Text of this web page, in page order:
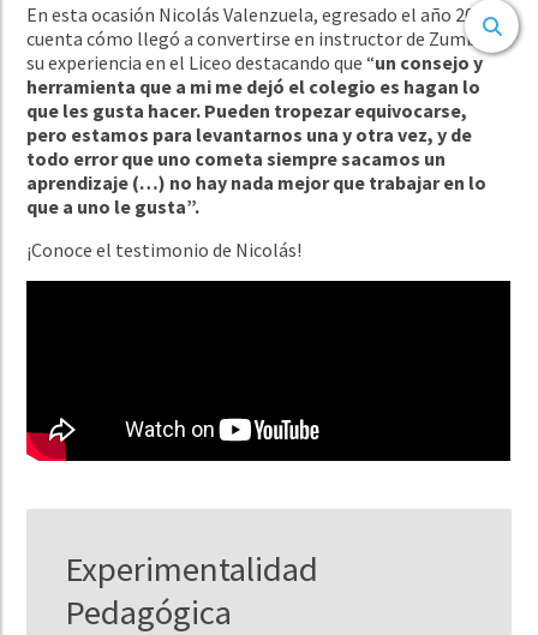
En esta ocasión Nicolás Valenzuela, egresado el año 2009,
cuenta cómo llegó a convertirse en instructor de Zumba y
su experiencia en el Liceo destacando que “un consejo y
herramienta que a mi me dejó el colegio es hagan lo
que les gusta hacer. Pueden tropezar equivocarse,
pero estamos para levantarnos una y otra vez, y de
todo error que uno cometa siempre sacamos un
aprendizaje (…) no hay nada mejor que trabajar en lo
que a uno le gusta”.
¡Conoce el testimonio de Nicolás!
Experimentalidad
Pedagógica